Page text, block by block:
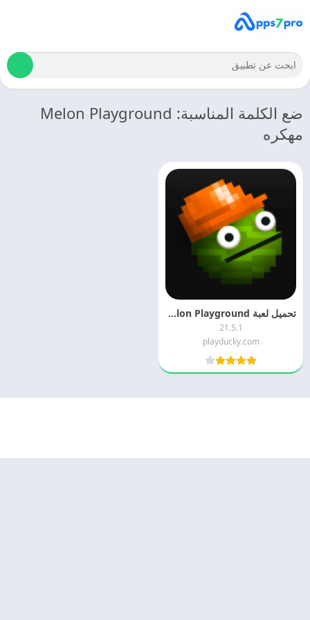
ضع الكلمة المناسبة: Melon Playground
مهكره
تحميل لعبة Melon Playground مهكره 2025 اخر اصدار
21.5.1
playducky.com